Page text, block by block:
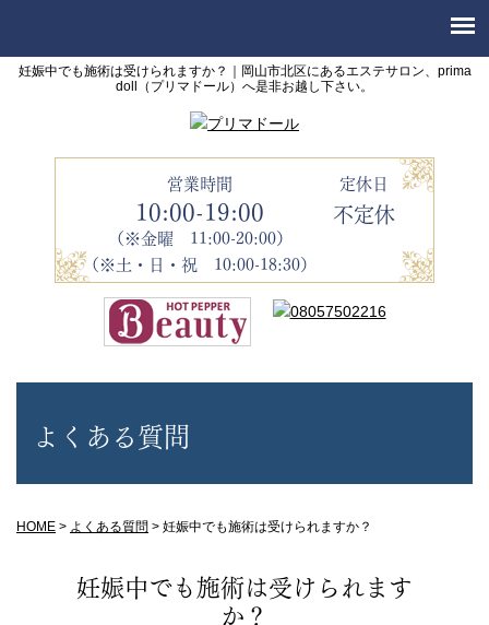
妊娠中でも施術は受けられますか？｜岡山市北区にあるエステサロン、prima
doll（プリマドール）へ是非お越し下さい。
営業時間
10:00-19:00
（※金曜 11:00-20:00）
（※土・日・祝 10:00-18:30）
定休日
不定休
よくある質問
HOME > よくある質問 > 妊娠中でも施術は受けられますか？
妊娠中でも施術は受けられます
か？